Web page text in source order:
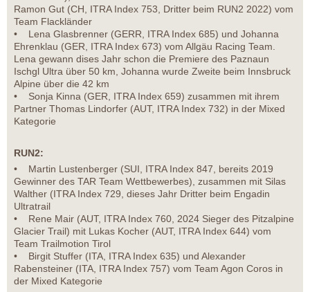
Ramon Gut (CH, ITRA Index 753, Dritter beim RUN2 2022) vom
Team Flackländer
• Lena Glasbrenner (GERR, ITRA Index 685) und Johanna
Ehrenklau (GER, ITRA Index 673) vom Allgäu Racing Team.
Lena gewann dises Jahr schon die Premiere des Paznaun
Ischgl Ultra über 50 km, Johanna wurde Zweite beim Innsbruck
Alpine über die 42 km
• Sonja Kinna (GER, ITRA Index 659) zusammen mit ihrem
Partner Thomas Lindorfer (AUT, ITRA Index 732) in der Mixed
Kategorie
RUN2:
• Martin Lustenberger (SUI, ITRA Index 847, bereits 2019
Gewinner des TAR Team Wettbewerbes), zusammen mit Silas
Walther (ITRA Index 729, dieses Jahr Dritter beim Engadin
Ultratrail
• Rene Mair (AUT, ITRA Index 760, 2024 Sieger des Pitzalpine
Glacier Trail) mit Lukas Kocher (AUT, ITRA Index 644) vom
Team Trailmotion Tirol
• Birgit Stuffer (ITA, ITRA Index 635) und Alexander
Rabensteiner (ITA, ITRA Index 757) vom Team Agon Coros in
der Mixed Kategorie